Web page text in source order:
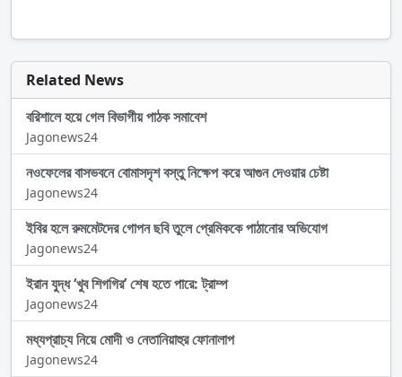
Related News
বরিশালে হয়ে গেল বিভাগীয় পাঠক সমাবেশ
Jagonews24
নওফেলের বাসভবনে বোমাসদৃশ বস্তু নিক্ষেপ করে আগুন দেওয়ার চেষ্টা
Jagonews24
ইবির হলে রুমমেটদের গোপন ছবি তুলে প্রেমিককে পাঠানোর অভিযোগ
Jagonews24
ইরান যুদ্ধ ‘খুব শিগগির’ শেষ হতে পারে: ট্রাম্প
Jagonews24
মধ্যপ্রাচ্য নিয়ে মোদী ও নেতানিয়াহুর ফোনালাপ
Jagonews24